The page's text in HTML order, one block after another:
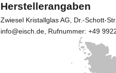
Herstellerangaben
Zwiesel Kristallglas AG, Dr.-Schott-
info@eisch.de, Rufnummer: +49